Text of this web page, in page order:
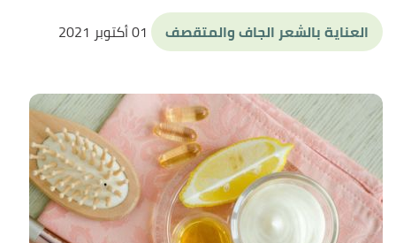
العناية بالشعر الجاف والمتقصف
01 أكتوبر 2021